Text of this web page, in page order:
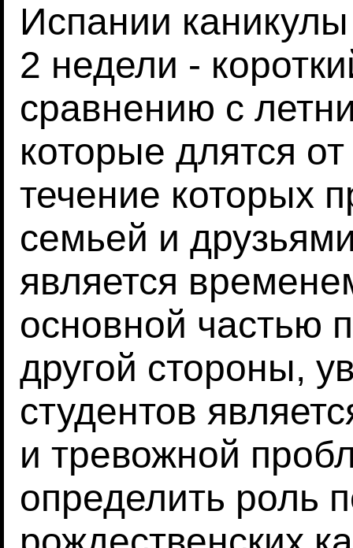
Испании
2 недели -
сравнению с
которые длятся
течение которых
семьей и
является
основной частью
другой стороны,
студентов
и тревожной
определить роль